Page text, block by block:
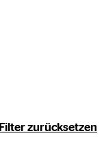
Filter zurücksetzen